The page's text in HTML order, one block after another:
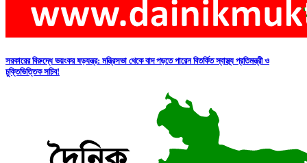
সরকারের বিরুদ্ধে ভয়ংকর ষড়যন্ত্র: মন্ত্রিসভা থেকে বাদ পড়তে পারেন বিতর্কিত স্বাস্থ্য প্রতিমন্ত্রী ও
চুক্তিভিত্তিক সচিব!